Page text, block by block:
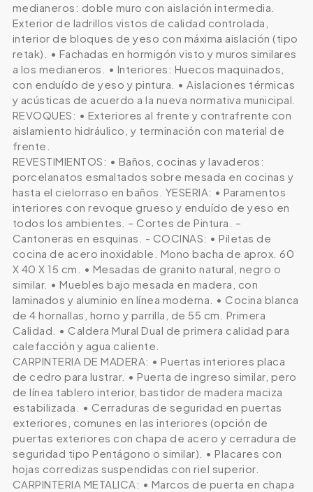
medianeros: doble muro con aislación intermedia.
Exterior de ladrillos vistos de calidad controlada,
interior de bloques de yeso con máxima aislación (tipo
retak). • Fachadas en hormigón visto y muros similares
a los medianeros. • Interiores: Huecos maquinados,
con enduído de yeso y pintura. • Aislaciones térmicas
y acústicas de acuerdo a la nueva normativa municipal.
REVOQUES: • Exteriores al frente y contrafrente con
aislamiento hidráulico, y terminación con material de
frente.
REVESTIMIENTOS: • Baños, cocinas y lavaderos:
porcelanatos esmaltados sobre mesada en cocinas y
hasta el cielorraso en baños. YESERIA: • Paramentos
interiores con revoque grueso y enduído de yeso en
todos los ambientes. – Cortes de Pintura. –
Cantoneras en esquinas. - COCINAS: • Piletas de
cocina de acero inoxidable. Mono bacha de aprox. 60
X 40 X 15 cm. • Mesadas de granito natural, negro o
similar. • Muebles bajo mesada en madera, con
laminados y aluminio en línea moderna. • Cocina blanca
de 4 hornallas, horno y parrilla, de 55 cm. Primera
Calidad. • Caldera Mural Dual de primera calidad para
calefacción y agua caliente.
CARPINTERIA DE MADERA: • Puertas interiores placa
de cedro para lustrar. • Puerta de ingreso similar, pero
de línea tablero interior, bastidor de madera maciza
estabilizada. • Cerraduras de seguridad en puertas
exteriores, comunes en las interiores (opción de
puertas exteriores con chapa de acero y cerradura de
seguridad tipo Pentágono o similar). • Placares con
hojas corredizas suspendidas con riel superior.
CARPINTERIA METALICA: • Marcos de puerta en chapa